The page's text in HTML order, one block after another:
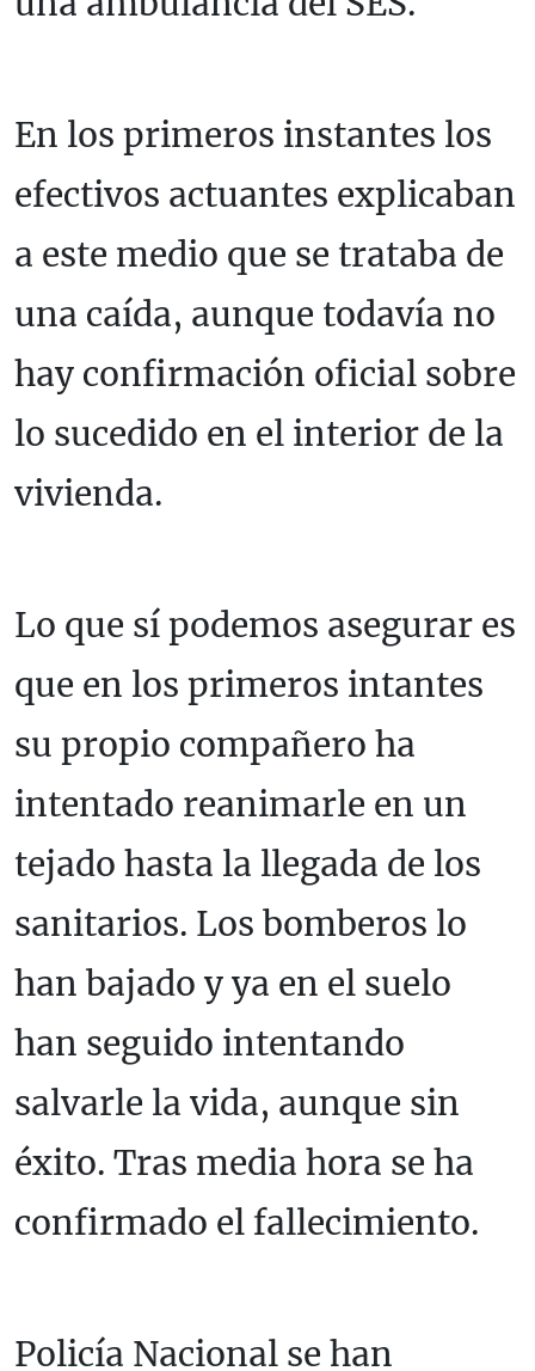
En los primeros instantes los
efectivos actuantes explicaban
a este medio que se trataba de
una caída, aunque todavía no
hay confirmación oficial sobre
lo sucedido en el interior de la
vivienda.
Lo que sí podemos asegurar es
que en los primeros intantes
su propio compañero ha
intentado reanimarle en un
tejado hasta la llegada de los
sanitarios. Los bomberos lo
han bajado y ya en el suelo
han seguido intentando
salvarle la vida, aunque sin
éxito. Tras media hora se ha
confirmado el fallecimiento.
Policía Nacional se han